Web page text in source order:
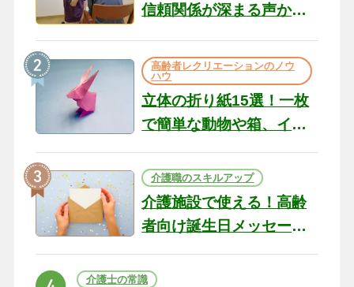
信頼関係が深まる声かけ
の現場から（22）
高齢者レクリエーションのノウ
ハウ
立体の折り紙15選！一枚
で簡単な動物や箱、イン
介護職のスキルアップ
介護施設で使える！高齢
者向け誕生日メッセージ
ト
介護士の常識